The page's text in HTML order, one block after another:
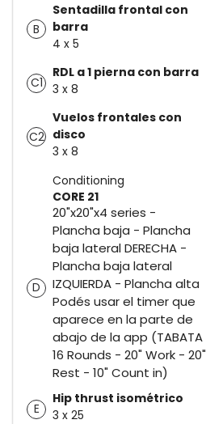
B
Sentadilla frontal con
barra
4 x 5
C1
RDL a 1 pierna con barra
3 x 8
C2
Vuelos frontales con
disco
3 x 8
Conditioning
D
CORE 21
20"x20"x4 series -
Plancha baja - Plancha
baja lateral DERECHA -
Plancha baja lateral
IZQUIERDA - Plancha alta
Podés usar el timer que
aparece en la parte de
abajo de la app (TABATA
16 Rounds - 20" Work - 20"
Rest - 10" Count in)
E
Hip thrust isométrico
3 x 25